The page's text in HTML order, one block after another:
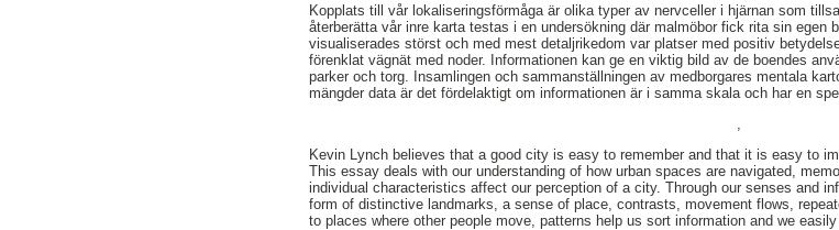
Kopplats till vår lokaliseringsförmåga är olika typer av nervceller i hjärnan som
återberätta vår inre karta testas i en undersökning där malmöbor fick rita sin egen
visualiserades störst och med mest detaljrikedom var platser med positiv
förenklat vägnät med noder. Informationen kan ge en viktig bild av de boendes
parker och torg. Insamlingen och sammanställningen av medborgares mentala
mängder data är det fördelaktigt om informationen är i samma skala och har en
Kevin Lynch believes that a good city is easy to remember and that it is easy to
This essay deals with our understanding of how urban spaces are navigated,
individual characteristics affect our perception of a city. Through our senses and
form of distinctive landmarks, a sense of place, contrasts, movement flows,
to places where other people move, patterns help us sort information and we